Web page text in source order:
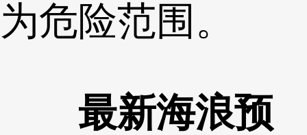
为危险范围。
最新海浪预